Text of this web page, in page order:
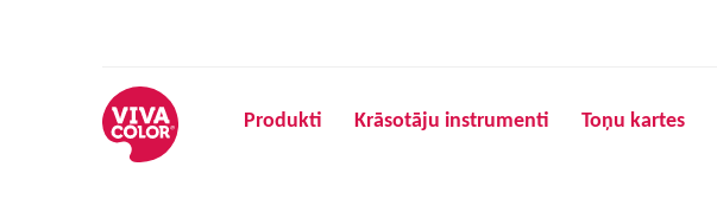
Produkti Krāsotāju instrumenti Toņu kartes